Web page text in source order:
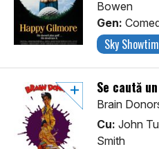
Bowen
Gen:
Sky
Se caută
Brain
Cu: John
Smith